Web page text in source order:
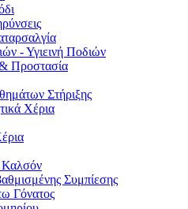
- Υγιεινή Ποδιών
Προστασία
Στήριξης
Χέρια
Καλσόν
Συμπίεσης
Γόνατος